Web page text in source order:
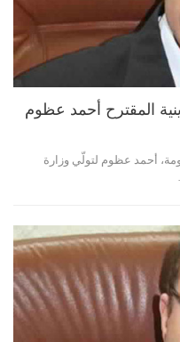
المقترح أحمد عظوم
أحمد عظوم لتولّي وزارة